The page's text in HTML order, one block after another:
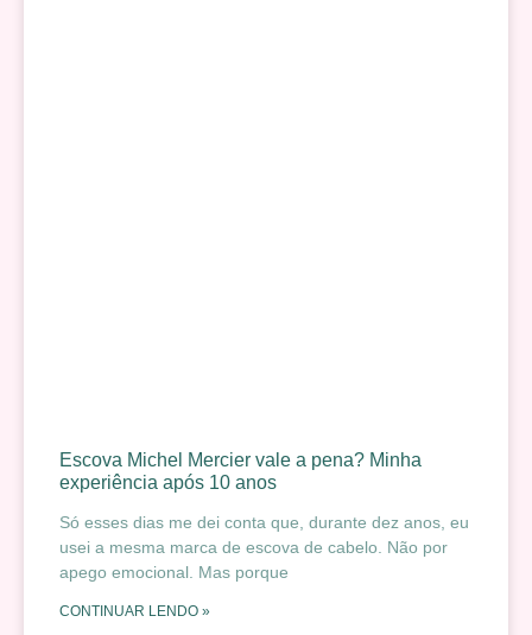
Escova Michel Mercier vale a pena? Minha
experiência após 10 anos
Só esses dias me dei conta que, durante dez anos, eu
usei a mesma marca de escova de cabelo. Não por
apego emocional. Mas porque
CONTINUAR LENDO »